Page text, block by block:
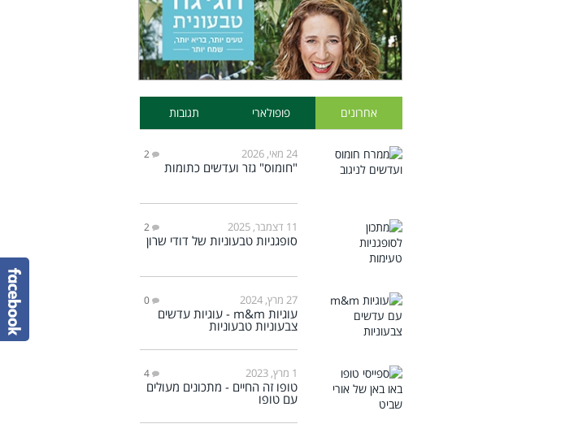
אחרונים פופולארי תגובות
24 מאי, 2026 2
"חומוס" גזר ועדשים כתומות
11 דצמבר, 2025 2
סופגניות טבעוניות של דודי שרון
27 מרץ, 2024 0
עוגיות m&m - עוגיות עדשים
צבעוניות טבעוניות
1 מרץ, 2023 4
טופו זה החיים - מתכונים מעולים
עם טופו